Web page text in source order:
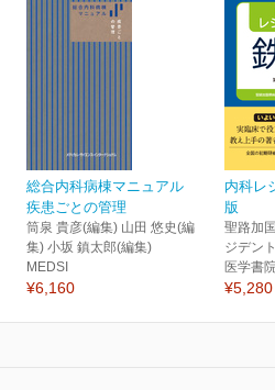
総合内科病棟マニュアル
疾患ごとの管理
筒泉 貴彦(編集) 山田 悠史(編
集) 小坂 鎮太郎(編集)
MEDSI
¥6,160
内科レ
版
聖路加
ジデン
医学書
¥5,280